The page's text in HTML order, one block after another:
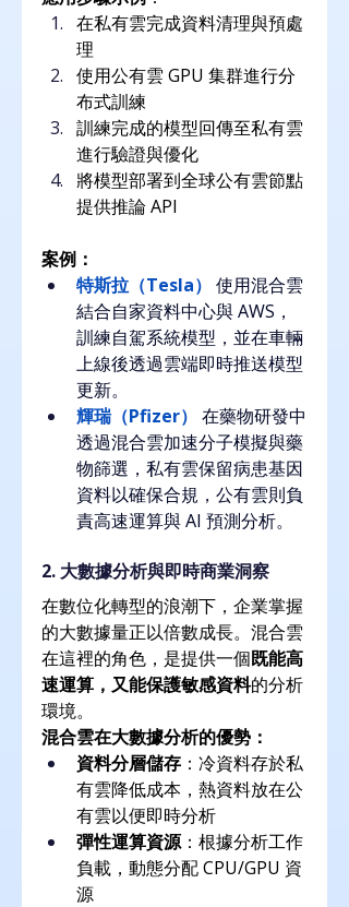
在私有雲完成資料清理與預處
理
使用公有雲 GPU 集群進行分
布式訓練
訓練完成的模型回傳至私有雲
進行驗證與優化
將模型部署到全球公有雲節點
提供推論 API
案例：
特斯拉（Tesla） 使用混合雲
結合自家資料中心與 AWS，
訓練自駕系統模型，並在車輛
上線後透過雲端即時推送模型
更新。
輝瑞（Pfizer） 在藥物研發中
透過混合雲加速分子模擬與藥
物篩選，私有雲保留病患基因
資料以確保合規，公有雲則負
責高速運算與 AI 預測分析。
2. 大數據分析與即時商業洞察
在數位化轉型的浪潮下，企業掌握
的大數據量正以倍數成長。混合雲
在這裡的角色，是提供一個既能高
速運算，又能保護敏感資料的分析
環境。
混合雲在大數據分析的優勢：
資料分層儲存 ：冷資料存於私
有雲降低成本，熱資料放在公
有雲以便即時分析
彈性運算資源：根據分析工作
負載，動態分配 CPU/GPU 資
源